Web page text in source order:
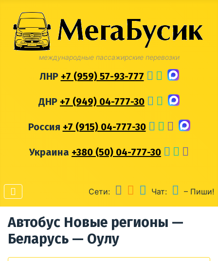
международные пассажирские перевозки
ЛНР +7 (959) 57-93-777
ДНР +7 (949) 04-777-30
Россия +7 (915) 04-777-30
Украина +380 (50) 04-777-30
Сети: Чат: – Пиши!
Автобус Новые регионы —
Беларусь — Оулу